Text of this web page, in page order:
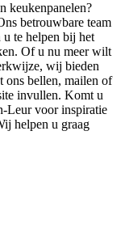
keukenpanelen?
betrouwbare team
u te helpen bij het
Of u nu meer wilt
wij bieden
ons bellen, mailen of
invullen. Komt u
Leur voor inspiratie
helpen u graag